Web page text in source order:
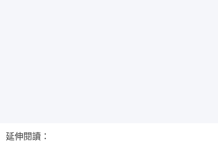
延伸閱讀：